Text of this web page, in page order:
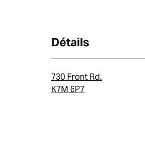
Détails
730 Front Rd.
K7M 6P7